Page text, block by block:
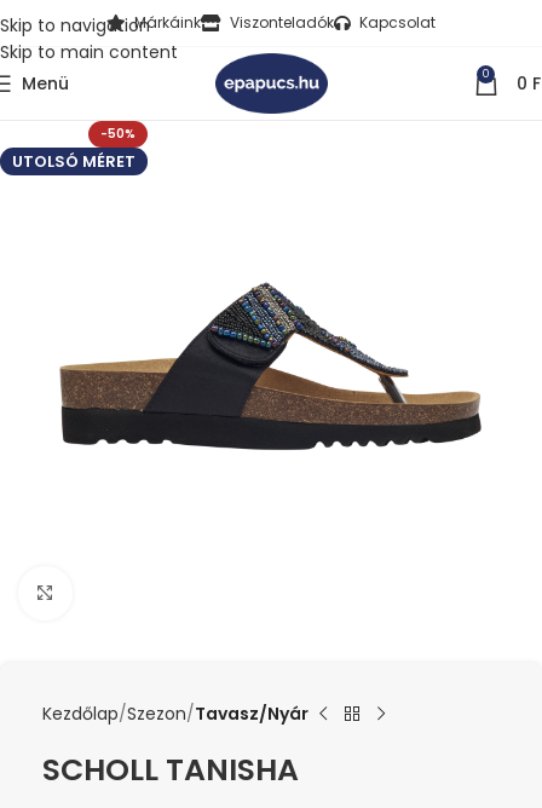
Skip to navigation
Skip to main content
Márkáink Viszonteladók Kapcsolat
Menü 0 0
-50%
UTOLSÓ MÉRET
Kezdőlap Szezon Tavasz/Nyár
SCHOLL TANISHA